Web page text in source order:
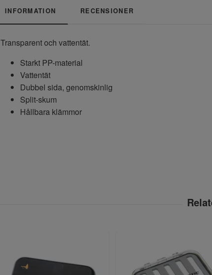
INFORMATION RECENSIONER
Transparent och vattentät.
Starkt PP-material
Vattentät
Dubbel sida, genomskinlig
Split-skum
Hållbara klämmor